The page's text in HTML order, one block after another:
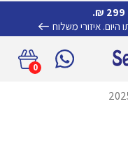
איזורי משלוח
0